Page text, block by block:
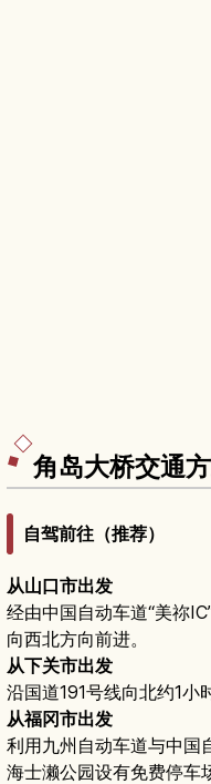
角岛大桥交通
自驾前往（推荐）
从山口市出发
经由中国自动车道“美祢
向西北方向前进。
从下关市出发
沿国道191号线向北约1小
从福冈市出发
利用九州自动车道与中国
海士濑公园设有免费停车